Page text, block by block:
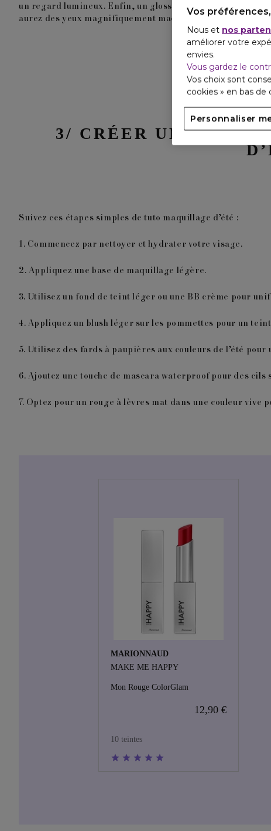
un regard lumineux. Enfin, un gloss transparent sur les
aurez des yeux magnifiquement maquillés qui
3/ CRÉER UN
Suivez ces étapes simples de tuto maquillage d’été :
1. Commencez par nettoyer et hydrater votre visage.
2. Appliquez une base de maquillage légère.
3. Utilisez un fond de teint léger ou une BB crème pour
4. Appliquez un blush léger sur les pommettes pour un
5. Utilisez des fards à paupières aux couleurs de l’été
6. Ajoutez une touche de mascara waterproof pour des cils
7. Optez pour un rouge à lèvres mat dans une couleur vive
MARIONNAUD
MAKE ME HAPPY
Mon Rouge ColorGlam
12,90 €
10 teintes
Vos
Nous et nos
améliorer votre
envies.
Vous gardez le
Vos choix sont
cookies » en bas de
Personnaliser